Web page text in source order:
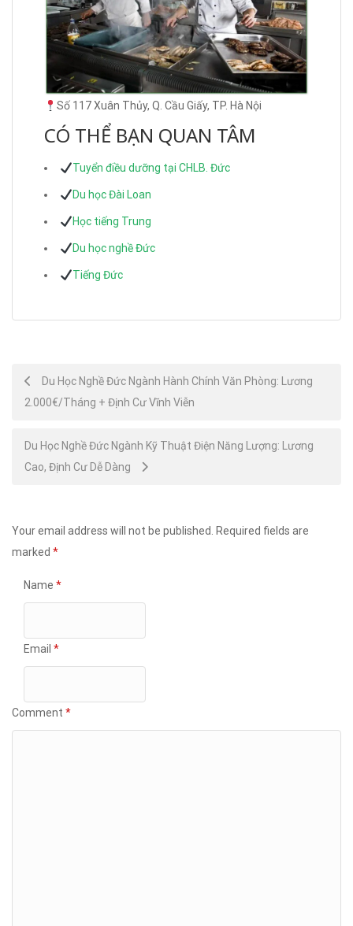
Số 117 Xuân Thủy, Q. Cầu Giấy, TP. Hà Nội
CÓ THỂ BẠN QUAN TÂM
Tuyển điều dưỡng tại CHLB. Đức
Du học Đài Loan
Học tiếng Trung
Du học nghề Đức
Tiếng Đức
Post
navigation
Du Học Nghề Đức Ngành Hành Chính Văn Phòng: Lương
2.000€/Tháng + Định Cư Vĩnh Viễn
Du Học Nghề Đức Ngành Kỹ Thuật Điện Năng Lượng: Lương
Cao, Định Cư Dễ Dàng
Your email address will not be published.
Required fields are
marked *
Name *
Email *
Comment *